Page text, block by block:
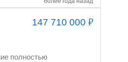
147 710 000₽